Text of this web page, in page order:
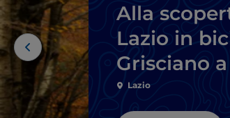
Alla
Lazio in
Grisciano
Lazio